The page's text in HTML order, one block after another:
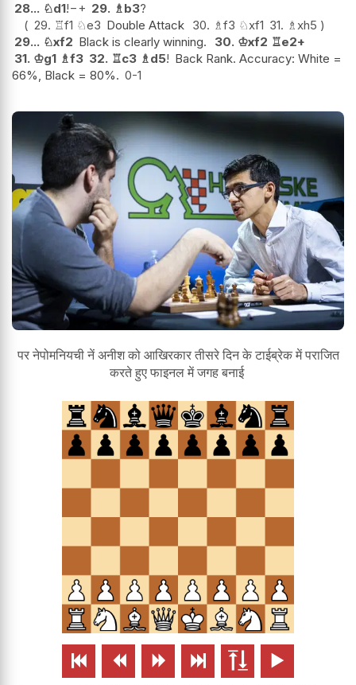
28... ♘d1!−+ 29. ♗b3?
29. ♖f1 ♘e3 Double Attack 30. ♗f3 ♘xf1 31. ♗xh5
29... ♘xf2 Black is clearly winning. 30. ♔xf2 ♖e2+
31. ♔g1 ♗f3 32. ♖c3 ♗d5! Back Rank. Accuracy: White =
66%, Black = 80%. 0-1
पर नेपोमनियची नें अनीश को आखिरकार तीसरे दिन के टाईब्रेक में पराजित
करते हुए फाइनल में जगह बनाई
     